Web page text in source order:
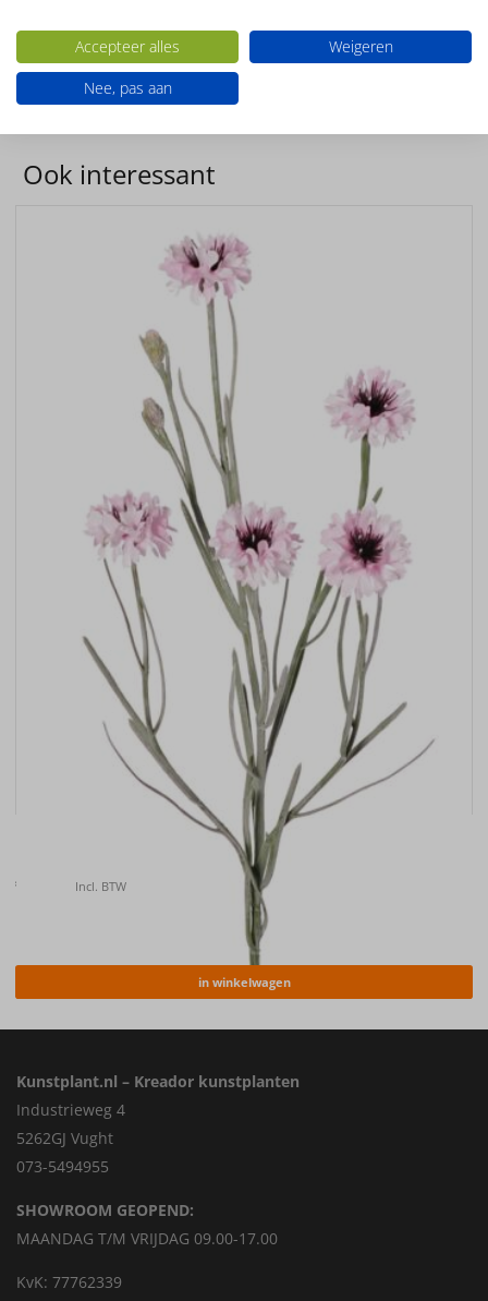
Bloesem
Productsoort
kunstbloemen
Ook interessant
Kunstbloem Korenbloem (Centaurea cyanus) , 66cm
€ Incl. BTW
in winkelwagen
Kunstplant.nl – Kreador kunstplanten
Industrieweg 4
5262GJ Vught
073-5494955
SHOWROOM GEOPEND:
MAANDAG T/M VRIJDAG 09.00-17.00
KvK: 77762339
Accepteer alles
Weigeren
Nee, pas aan